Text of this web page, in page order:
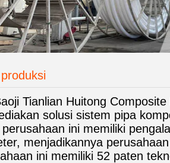
Tianlian Huitong
solusi sistem pipa
ini memiliki
menjadikannya
ini memiliki 52 paten